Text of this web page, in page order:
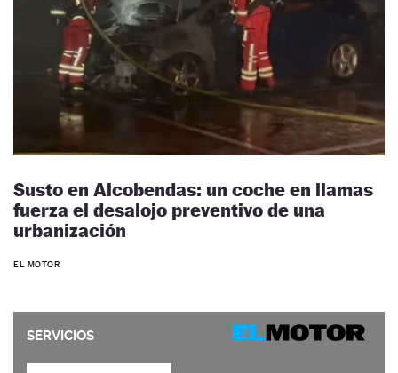
Susto en Alcobendas: un coche en llamas
fuerza el desalojo preventivo de una
urbanización
EL MOTOR